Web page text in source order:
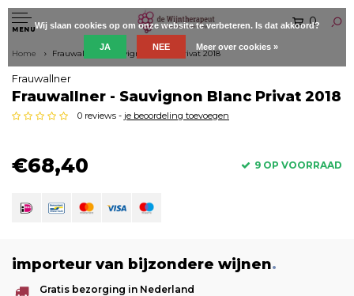
MENU
0
Home Frauwallner - Sauvignon Blanc Privat 2018
Frauwallner
Frauwallner - Sauvignon Blanc Privat 2018
0 reviews - je beoordeling toevoegen
€68,40 9 OP VOORRAAD
importeur van bijzondere wijnen.
Gratis bezorging in Nederland
Wij slaan cookies op om onze website te verbeteren. Is dat akkoord?
JA NEE Meer over cookies »